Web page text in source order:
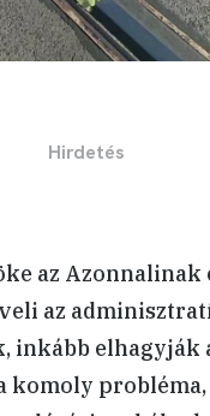
az Azonnalinak
az
inkább elhagyják
komoly